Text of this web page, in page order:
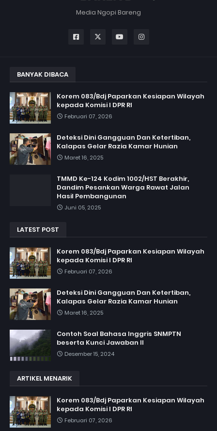
Media Ngopi Bareng
BANYAK DIBACA
Korem 083/Bdj Paparkan Kesiapan Wilayah
kepada Komisi I DPR RI
Februari 07, 2026
Deteksi Dini Gangguan Dan Ketertiban,
Kalapas Gelar Razia Kamar Hunian
Maret 16, 2025
TMMD Ke-124 Kodim 1002/HST Berakhir,
Dandim Pesankan Warga Rawat Jalan
Hasil Pembangunan
Juni 05, 2025
LATEST POST
Korem 083/Bdj Paparkan Kesiapan Wilayah
kepada Komisi I DPR RI
Februari 07, 2026
Deteksi Dini Gangguan Dan Ketertiban,
Kalapas Gelar Razia Kamar Hunian
Maret 16, 2025
Contoh Soal Bahasa Inggris SNMPTN
beserta Kunci Jawaban II
Desember 15, 2024
ARTIKEL MENARIK
Korem 083/Bdj Paparkan Kesiapan Wilayah
kepada Komisi I DPR RI
Februari 07, 2026